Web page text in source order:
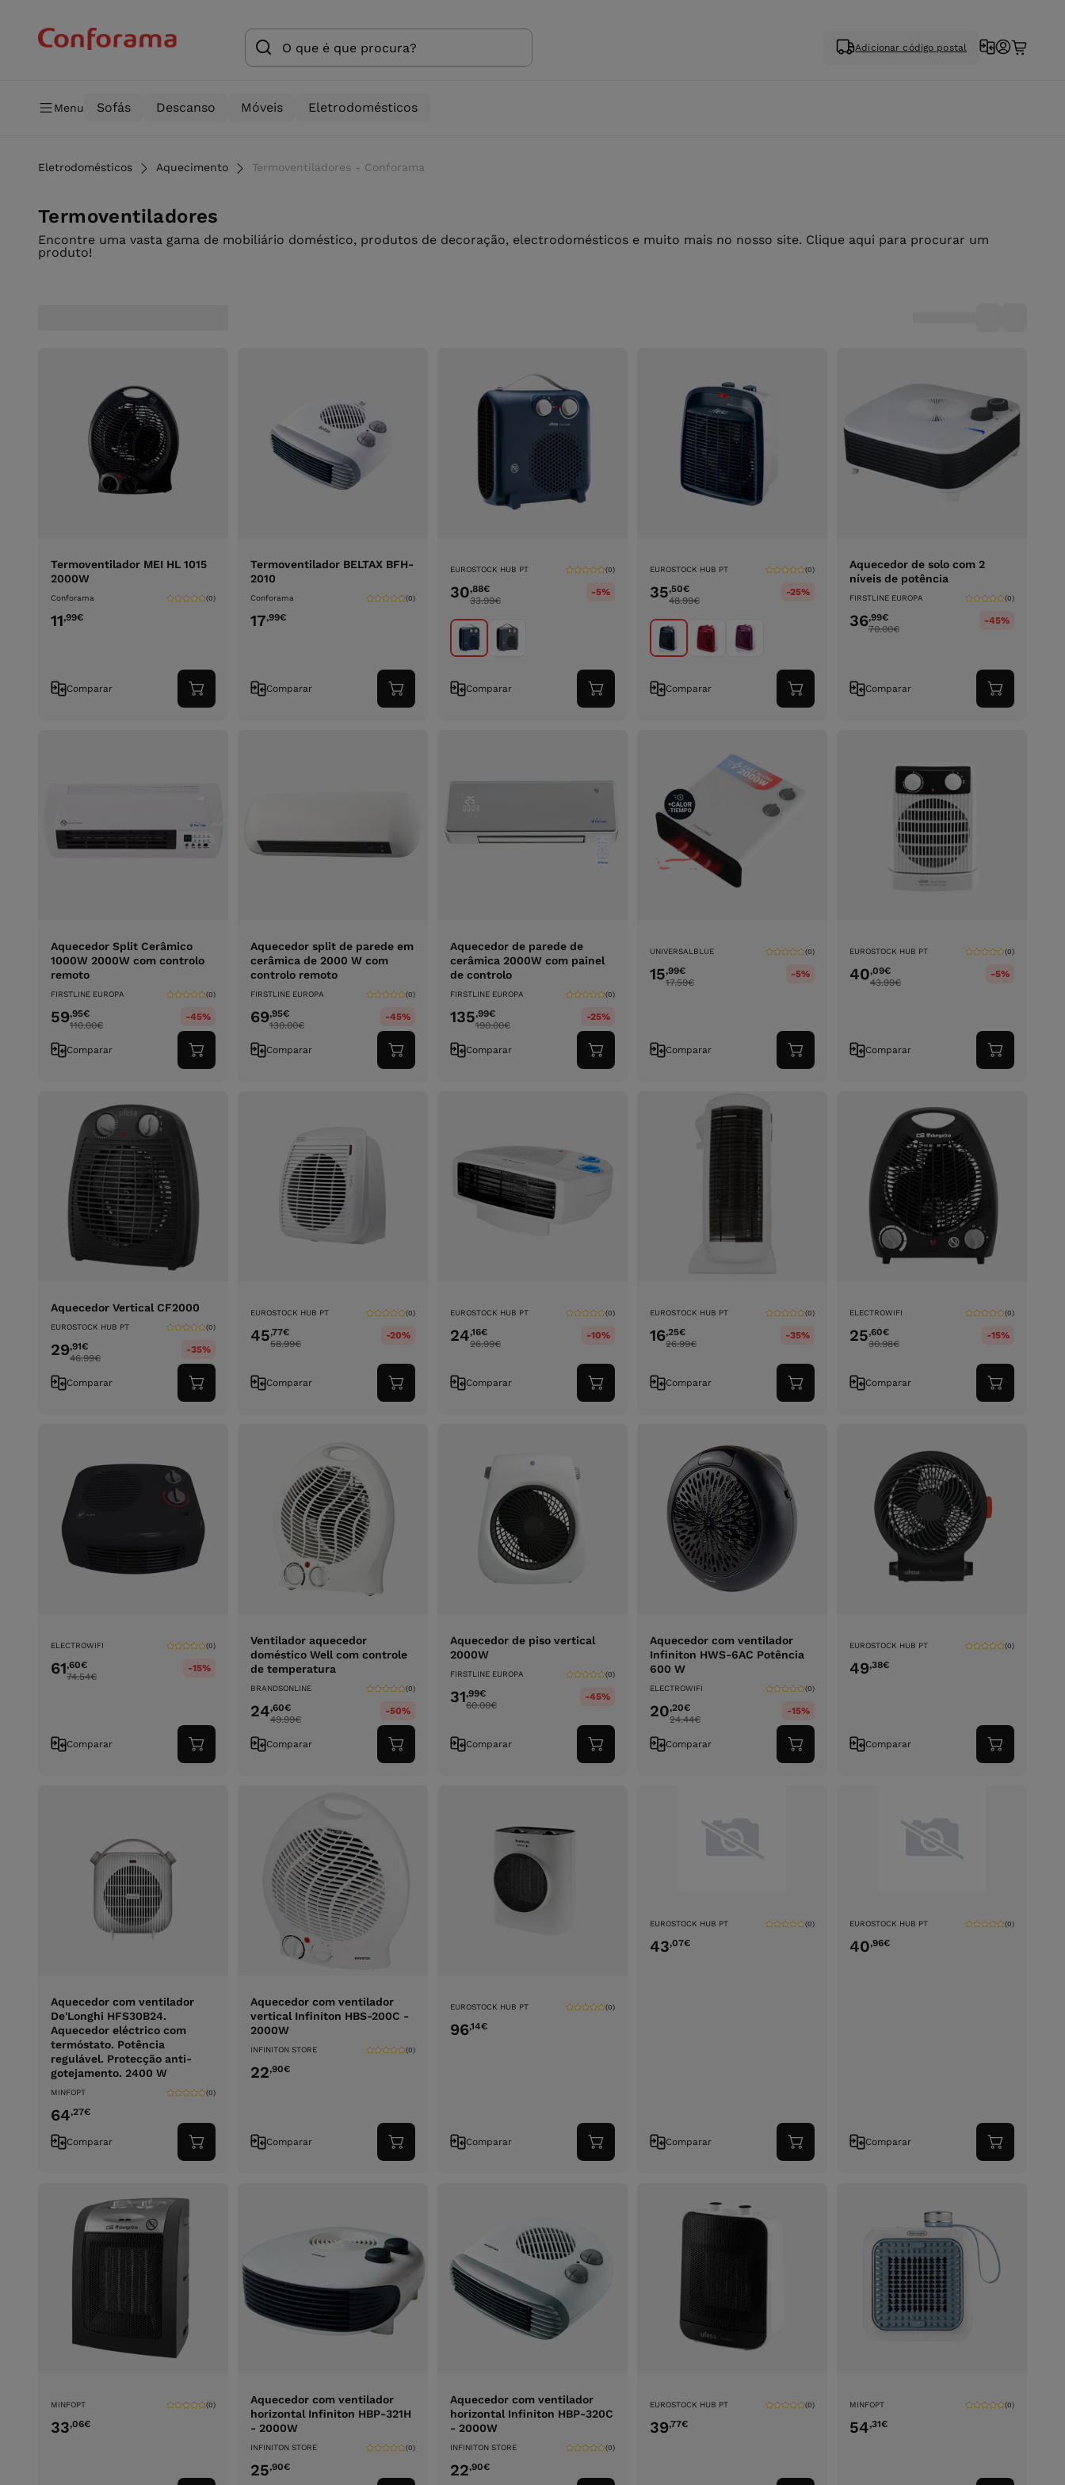
Adicionar código postal
Menu Sofás Descanso Móveis Eletrodomésticos
Eletrodomésticos Aquecimento Termoventiladores - Conforama
Termoventiladores
Encontre uma vasta gama de mobiliário doméstico, produtos de decoração, electrodomésticos e muito mais no nosso site. Clique aqui para procurar um
produto!
Termoventilador MEI HL 1015
2000W
Conforama (0)
11,99€
Comparar
Adicionar
ao
Termoventilador BELTAX BFH-
2010
Conforama (0)
17,99€
Comparar
Adicionar
ao
EUROSTOCK HUB PT (0)
30,88€
33.99€
-5%
Comparar
Adicionar
ao
EUROSTOCK HUB PT (0)
35,50€
48.99€
-25%
Comparar
Adicionar
ao
Aquecedor de solo com 2
níveis de potência
FIRSTLINE EUROPA (0)
36,99€
70.00€
-45%
Comparar
Adicionar
ao
Aquecedor Split Cerâmico
1000W 2000W com controlo
remoto
FIRSTLINE EUROPA (0)
59,95€
110.00€
-45%
Comparar
Adicionar
ao
Aquecedor split de parede em
cerâmica de 2000 W com
controlo remoto
FIRSTLINE EUROPA (0)
69,95€
130.00€
-45%
Comparar
Adicionar
ao
Aquecedor de parede de
cerâmica 2000W com painel
de controlo
FIRSTLINE EUROPA (0)
135,99€
190.00€
-25%
Comparar
Adicionar
ao
UNIVERSALBLUE (0)
15,99€
17.59€
-5%
Comparar
Adicionar
ao
EUROSTOCK HUB PT (0)
40,09€
43.99€
-5%
Comparar
Adicionar
ao
Aquecedor Vertical CF2000
EUROSTOCK HUB PT (0)
29,91€
46.99€
-35%
Comparar
Adicionar
ao
EUROSTOCK HUB PT (0)
45,77€
58.99€
-20%
Comparar
Adicionar
ao
EUROSTOCK HUB PT (0)
24,16€
26.99€
-10%
Comparar
Adicionar
ao
EUROSTOCK HUB PT (0)
16,25€
26.99€
-35%
Comparar
Adicionar
ao
ELECTROWIFI (0)
25,60€
30.98€
-15%
Comparar
Adicionar
ao
ELECTROWIFI (0)
61,60€
74.54€
-15%
Comparar
Adicionar
ao
Ventilador aquecedor
doméstico Well com controle
de temperatura
BRANDSONLINE (0)
24,60€
49.99€
-50%
Comparar
Adicionar
ao
Aquecedor de piso vertical
2000W
FIRSTLINE EUROPA (0)
31,99€
60.00€
-45%
Comparar
Adicionar
ao
Aquecedor com ventilador
Infiniton HWS-6AC Potência
600 W
ELECTROWIFI (0)
20,20€
24.44€
-15%
Comparar
Adicionar
ao
EUROSTOCK HUB PT (0)
49,38€
Comparar
Adicionar
ao
Aquecedor com ventilador
De'Longhi HFS30B24.
Aquecedor eléctrico com
termóstato. Potência
regulável. Protecção anti-
gotejamento. 2400 W
MINFOPT (0)
64,27€
Comparar
Adicionar
ao
Aquecedor com ventilador
vertical Infiniton HBS-200C -
2000W
INFINITON STORE (0)
22,90€
Comparar
Adicionar
ao
EUROSTOCK HUB PT (0)
96,14€
Comparar
Adicionar
ao
EUROSTOCK HUB PT (0)
43,07€
Comparar
Adicionar
ao
EUROSTOCK HUB PT (0)
40,96€
Comparar
Adicionar
ao
MINFOPT (0)
33,06€
Aquecedor com ventilador
horizontal Infiniton HBP-321H
- 2000W
INFINITON STORE (0)
25,90€
Aquecedor com ventilador
horizontal Infiniton HBP-320C
- 2000W
INFINITON STORE (0)
22,90€
EUROSTOCK HUB PT (0)
39,77€
MINFOPT (0)
54,31€